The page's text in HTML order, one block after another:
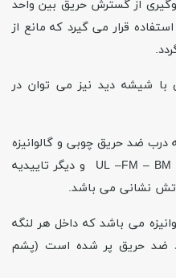
از گسترش حریق بین واحد
قرار می گیرد که مانع از
شیشه دید نیز می توان در
درب ضد حریق چوبی و گالوانیزه
UL –FM – BM
و دیگر تاییدیه
نشانی می باشد.
می باشد که داخل هر لنگه
ضد حریق پر شده است (پشم